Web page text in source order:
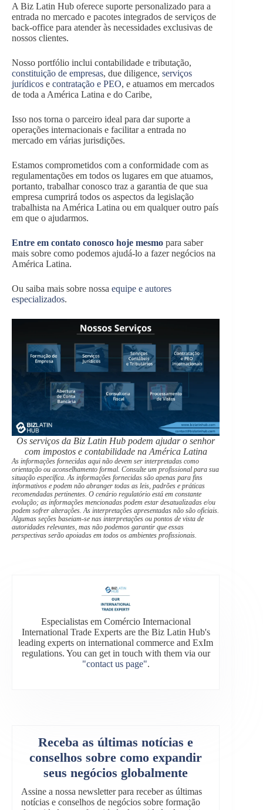
A Biz Latin Hub oferece suporte personalizado para a
entrada no mercado e pacotes integrados de serviços de
back-office para atender às necessidades exclusivas de
nossos clientes.
Nosso portfólio inclui contabilidade e tributação,
constituição de empresas, due diligence, serviços
jurídicos e contratação e PEO, e atuamos em mercados
de toda a América Latina e do Caribe,
Isso nos torna o parceiro ideal para dar suporte a
operações internacionais e facilitar a entrada no
mercado em várias jurisdições.
Estamos comprometidos com a conformidade com as
regulamentações em todos os lugares em que atuamos,
portanto, trabalhar conosco traz a garantia de que sua
empresa cumprirá todos os aspectos da legislação
trabalhista na América Latina ou em qualquer outro país
em que o ajudarmos.
Entre em contato conosco hoje mesmo para saber
mais sobre como podemos ajudá-lo a fazer negócios na
América Latina.
Ou saiba mais sobre nossa equipe e autores
especializados.
Os serviços da Biz Latin Hub podem ajudar o senhor
com impostos e contabilidade na América Latina
As informações fornecidas aqui não devem ser interpretadas como
orientação ou aconselhamento formal. Consulte um profissional para sua
situação específica. As informações fornecidas são apenas para fins
informativos e podem não abranger todas as leis, padrões e práticas
recomendadas pertinentes. O cenário regulatório está em constante
evolução; as informações mencionadas podem estar desatualizadas e/ou
podem sofrer alterações. As interpretações apresentadas não são oficiais.
Algumas seções baseiam-se nas interpretações ou pontos de vista de
autoridades relevantes, mas não podemos garantir que essas
perspectivas serão apoiadas em todos os ambientes profissionais.
Especialistas em Comércio Internacional
International Trade Experts are the Biz Latin Hub's
leading experts on international commerce and ExIm
regulations. You can get in touch with them via our
"contact us page".
Receba as últimas notícias e
conselhos sobre como expandir
seus negócios globalmente
Assine a nossa newsletter para receber as últimas
notícias e conselhos de negócios sobre formação